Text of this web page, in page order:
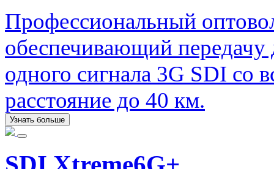
Профессиональный
обеспечивающий
одного сигнала 3G SDI со
расстояние до 40 км.
Узнать больше